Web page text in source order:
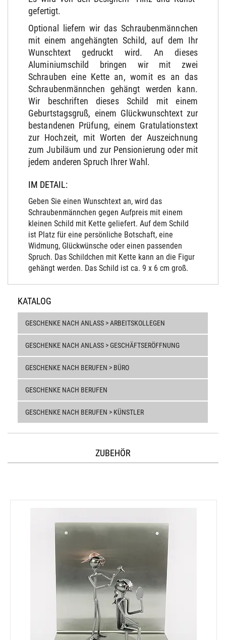
gefertigt.
Optional liefern wir das Schraubenmännchen
mit einem angehängten Schild, auf dem Ihr
Wunschtext gedruckt wird. An dieses
Aluminiumschild bringen wir mit zwei
Schrauben eine Kette an, womit es an das
Schraubenmännchen gehängt werden kann.
Wir beschriften dieses Schild mit einem
Geburtstagsgruß, einem Glückwunschtext zur
bestandenen Prüfung, einem Gratulationstext
zur Hochzeit, mit Worten der Auszeichnung
zum Jubiläum und zur Pensionierung oder mit
jedem anderen Spruch Ihrer Wahl.
IM DETAIL:
Geben Sie einen Wunschtext an, wird das
Schraubenmännchen gegen Aufpreis mit einem
kleinen Schild mit Kette geliefert. Auf dem Schild
ist Platz für eine persönliche Botschaft, eine
Widmung, Glückwünsche oder einen passenden
Spruch. Das Schildchen mit Kette kann an die Figur
gehängt werden. Das Schild ist ca. 9 x 6 cm groß.
KATALOG
GESCHENKE NACH ANLASS > ARBEITSKOLLEGEN
GESCHENKE NACH ANLASS > GESCHÄFTSERÖFFNUNG
GESCHENKE NACH BERUFEN > BÜRO
GESCHENKE NACH BERUFEN
GESCHENKE NACH BERUFEN > KÜNSTLER
ZUBEHÖR